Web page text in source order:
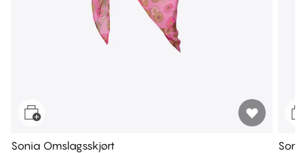
Sonia Omslagsskjørt